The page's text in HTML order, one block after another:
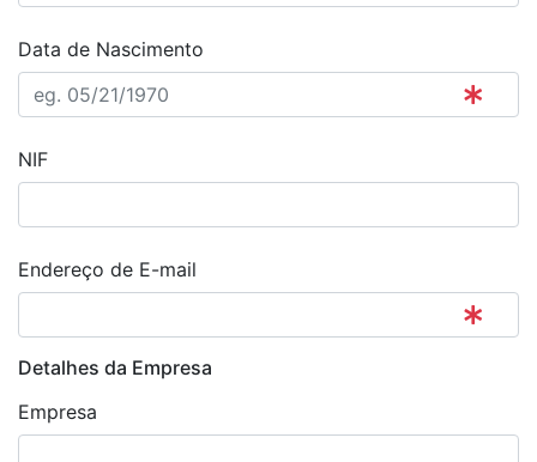
Data de Nascimento
NIF
Endereço de E-mail
Detalhes da Empresa
Empresa